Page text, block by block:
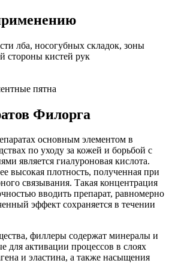
лба, носогубных складок, зоны
стороны кистей рук
пятна
Филорга
основным элементом в
по уходу за кожей и борьбой с
является гиалуроновая кислота.
высокая плотность, полученная при
связывания. Такая концентрация
вводить препарат, равномерно
эффект сохраняется в течении
филлеры содержат минералы и
для активации процессов в слоях
и эластина, а также насыщения